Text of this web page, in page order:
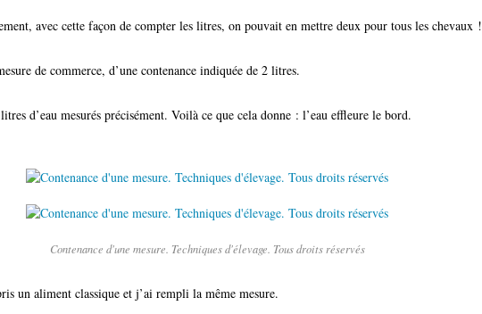
avec cette façon de compter les litres, on pouvait en mettre deux pour tous les chevaux !
de commerce, d’une contenance indiquée de 2 litres.
d’eau mesurés précisément. Voilà ce que cela donne : l’eau effleure le bord.
Contenance d'une mesure. Techniques d'élevage. Tous droits réservés
un aliment classique et j’ai rempli la même mesure.